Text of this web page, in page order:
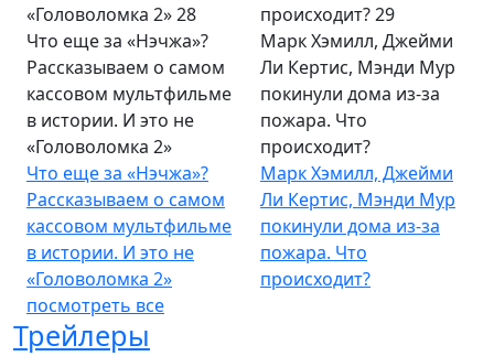
Что еще за «Нэчжа»?
Рассказываем о самом
кассовом мультфильме
в истории. И это не
«Головоломка 2»
Что еще за «Нэчжа»?
Рассказываем о самом
кассовом мультфильме
в истории. И это не
«Головоломка 2»
Марк Хэмилл, Джейми
Ли Кертис, Мэнди Мур
покинули дома из-за
пожара. Что
происходит?
Марк Хэмилл, Джейми
Ли Кертис, Мэнди Мур
покинули дома из-за
пожара. Что
происходит?
посмотреть все
Трейлеры